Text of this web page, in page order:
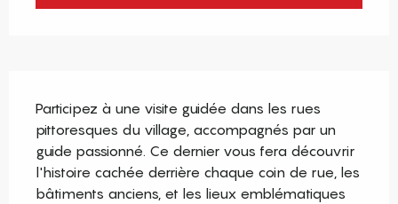
Participez à une visite guidée dans les rues
pittoresques du village, accompagnés par un
guide passionné. Ce dernier vous fera découvrir
l'histoire cachée derrière chaque coin de rue, les
bâtiments anciens, et les lieux emblématiques